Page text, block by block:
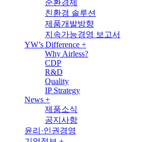
순환경제
친환경 솔루션
제품개발방향
지속가능경영 보고서
YW’s Difference +
Why Airless?
CDP
R&D
Quality
IP Strategy
News +
제품소식
공지사항
윤리·인권경영